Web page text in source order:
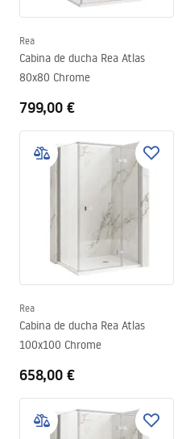
Rea
Cabina de ducha Rea Atlas
80x80 Chrome
799,00 €
Rea
Cabina de ducha Rea Atlas
100x100 Chrome
658,00 €